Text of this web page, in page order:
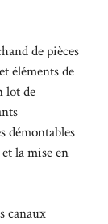
de pièces
éléments de
lot de
démontables
la mise en
canaux